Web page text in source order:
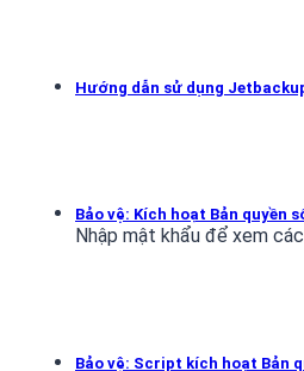
Hướng dẫn sử dụng
Bảo vệ: Kích hoạt Bản quyền
Nhập mật khẩu để xem
Bảo vệ: Script kích hoạt Bản